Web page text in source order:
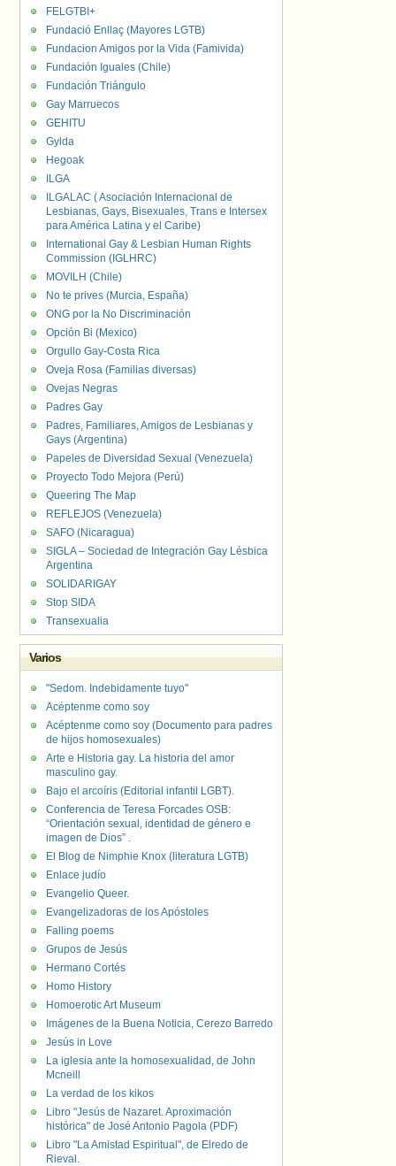
FELGTBI+
Fundació Enllaç (Mayores LGTB)
Fundacion Amigos por la Vida (Famivida)
Fundación Iguales (Chile)
Fundación Triángulo
Gay Marruecos
GEHITU
Gylda
Hegoak
ILGA
ILGALAC ( Asociación Internacional de
Lesbianas, Gays, Bisexuales, Trans e Intersex
para América Latina y el Caribe)
International Gay & Lesbian Human Rights
Commission (IGLHRC)
MOVILH (Chile)
No te prives (Murcia, España)
ONG por la No Discriminación
Opción Bi (Mexico)
Orgullo Gay-Costa Rica
Oveja Rosa (Familias diversas)
Ovejas Negras
Padres Gay
Padres, Familiares, Amigos de Lesbianas y
Gays (Argentina)
Papeles de Diversidad Sexual (Venezuela)
Proyecto Todo Mejora (Perú)
Queering The Map
REFLEJOS (Venezuela)
SAFO (Nicaragua)
SIGLA – Sociedad de Integración Gay Lésbica
Argentina
SOLIDARIGAY
Stop SIDA
Transexualia
Varios
"Sedom. Indebidamente tuyo"
Acéptenme como soy
Acéptenme como soy (Documento para padres
de hijos homosexuales)
Arte e Historia gay. La historia del amor
masculino gay.
Bajo el arcoíris (Editorial infantil LGBT).
Conferencia de Teresa Forcades OSB:
“Orientación sexual, identidad de género e
imagen de Dios” .
El Blog de Nimphie Knox (literatura LGTB)
Enlace judío
Evangelio Queer.
Evangelizadoras de los Apóstoles
Falling poems
Grupos de Jesús
Hermano Cortés
Homo History
Homoerotic Art Museum
Imágenes de la Buena Noticia, Cerezo Barredo
Jesús in Love
La iglesia ante la homosexualidad, de John
Mcneill
La verdad de los kikos
Libro "Jesús de Nazaret. Aproximación
histórica" de José Antonio Pagola (PDF)
Libro "La Amistad Espiritual", de Elredo de
Rieval.